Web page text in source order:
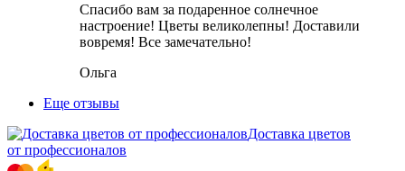
Спасибо вам за подаренное солнечное
настроение! Цветы великолепны! Доставили
вовремя! Все замечательно!
Ольга
Еще отзывы
Доставка цветов
от профессионалов